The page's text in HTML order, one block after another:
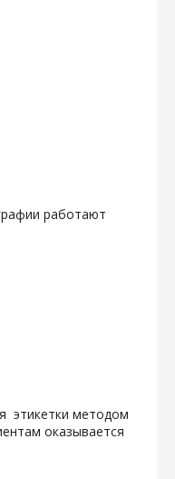
работают
этикетки методом
оказывается